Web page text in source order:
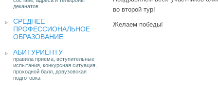
деканатов
СРЕДНЕЕ
ПРОФЕССИОНАЛЬНОЕ
ОБРАЗОВАНИЕ
АБИТУРИЕНТУ
правила приема, вступительные
испытания, конкурсная ситуация,
проходной балл, довузовская
подготовка
во второй тур!
Желаем победы!